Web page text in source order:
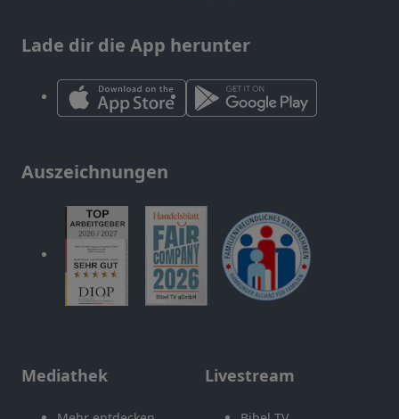
Lade dir die App herunter
Auszeichnungen
Mediathek Livestream